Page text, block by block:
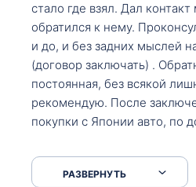
стало где взял. Дал
обратился к нему.
и до, и без задних мыслей
(договор заключать) .
постоянная, без всякой
рекомендую. После
покупки с Японии авто, по
что заполнить, куда зайти,
приехал за авто. Меня
РАЗВЕРНУТЬ